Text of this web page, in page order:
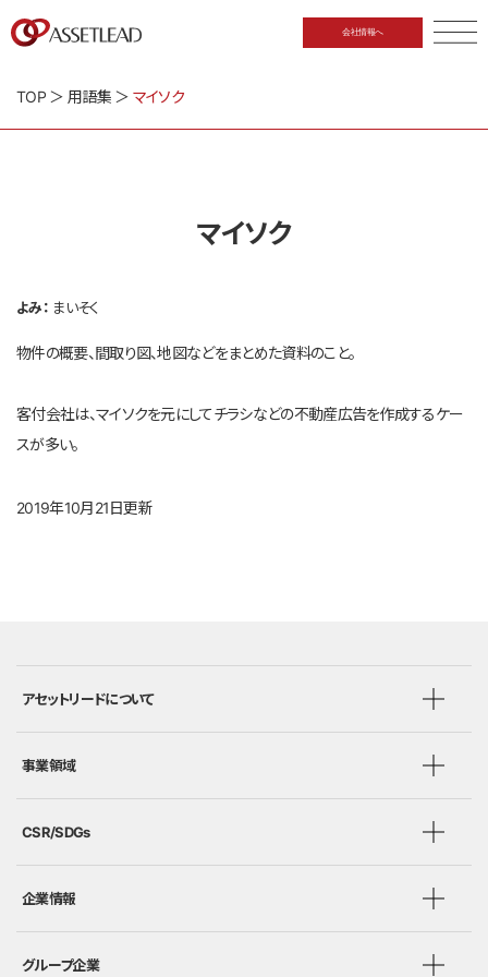
会社情報へ
TOP＞ 用語集＞ マイソク
マイソク
よみ： まいそく
物件の概要、間取り図、地図などをまとめた資料のこと。
客付会社は、マイソクを元にしてチラシなどの不動産広告を作成するケー
スが多い。
2019年10月21日更新
アセットリードについて
事業領域
CSR/SDGs
企業情報
グループ企業